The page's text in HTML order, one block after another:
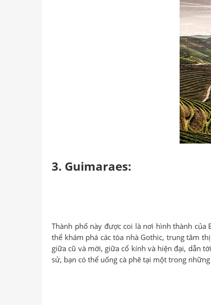
3. Guimaraes:
Thành phố này được coi là nơi hình thành của
thể khám phá các tòa nhà Gothic, trung tâm
giữa cũ và mới, giữa cổ kính và hiện đại, dẫn
sử, bạn có thể uống cà phê tại một trong